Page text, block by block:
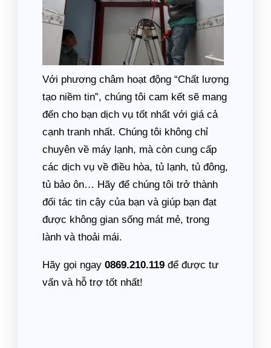
Với phương châm hoạt động “Chất lượng
tạo niềm tin”, chúng tôi cam kết sẽ mang
đến cho bạn dịch vụ tốt nhất với giá cả
cạnh tranh nhất. Chúng tôi không chỉ
chuyên về máy lạnh, mà còn cung cấp
các dịch vụ về điều hòa, tủ lạnh, tủ đông,
tủ bảo ôn… Hãy để chúng tôi trở thành
đối tác tin cậy của bạn và giúp bạn đạt
được không gian sống mát mẻ, trong
lành và thoải mái.
Hãy gọi ngay 0869.210.119 để được tư
vấn và hỗ trợ tốt nhất!